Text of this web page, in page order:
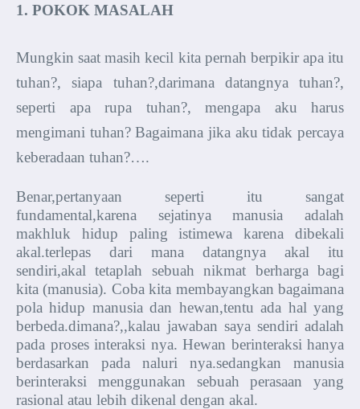
1. POKOK MASALAH
Mungkin saat masih kecil kita pernah berpikir apa itu
tuhan?, siapa tuhan?,darimana datangnya tuhan?,
seperti apa rupa tuhan?, mengapa aku harus
mengimani tuhan? Bagaimana jika aku tidak percaya
keberadaan tuhan?….
Benar,pertanyaan seperti itu sangat
fundamental,karena sejatinya manusia adalah
makhluk hidup paling istimewa karena dibekali
akal.terlepas dari mana datangnya akal itu
sendiri,akal tetaplah sebuah nikmat berharga bagi
kita (manusia). Coba kita membayangkan bagaimana
pola hidup manusia dan hewan,tentu ada hal yang
berbeda.dimana?,,kalau jawaban saya sendiri adalah
pada proses interaksi nya. Hewan berinteraksi hanya
berdasarkan pada naluri nya.sedangkan manusia
berinteraksi menggunakan sebuah perasaan yang
rasional atau lebih dikenal dengan akal.